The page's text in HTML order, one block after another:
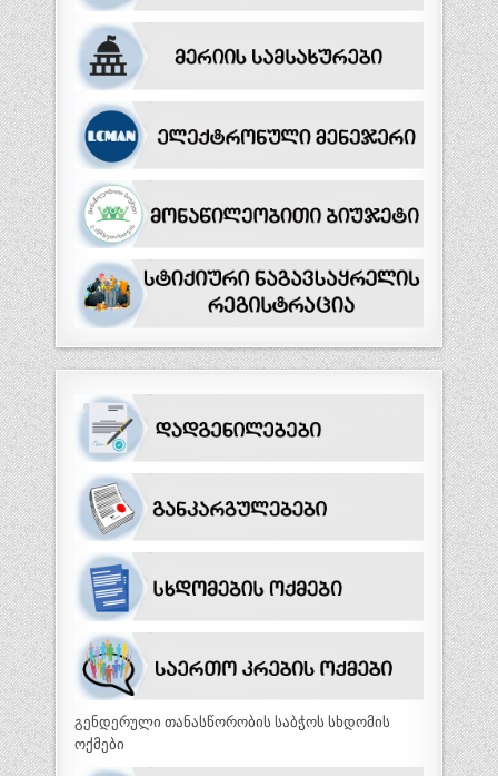
გენდერული თანასწორობის საბჭოს სხდომის
ოქმები